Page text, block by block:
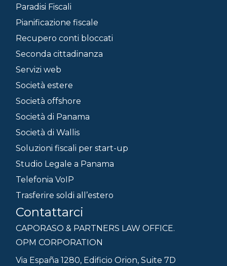
Paradisi Fiscali
Pianificazione fiscale
Recupero conti bloccati
Seconda cittadinanza
Servizi web
Società estere
Società offshore
Società di Panama
Società di Wallis
Soluzioni fiscali per start-up
Studio Legale a Panama
Telefonia VoIP
Trasferire soldi all’estero
Contattarci
CAPORASO & PARTNERS LAW OFFICE.
OPM CORPORATION
Via España 1280, Edificio Orion, Suite 7D